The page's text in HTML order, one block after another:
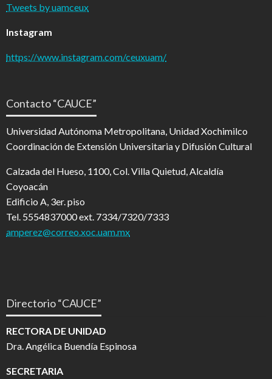
Tweets by uamceux
Instagram
https://www.instagram.com/ceuxuam/
Contacto “CAUCE”
Universidad Autónoma Metropolitana, Unidad Xochimilco
Coordinación de Extensión Universitaria y Difusión Cultural
Calzada del Hueso, 1100, Col. Villa Quietud, Alcaldía
Coyoacán
Edificio A, 3er. piso
Tel. 5554837000 ext. 7334/7320/7333
amperez@correo.xoc.uam.mx
Directorio “CAUCE”
RECTORA DE UNIDAD
Dra. Angélica Buendía Espinosa
SECRETARIA